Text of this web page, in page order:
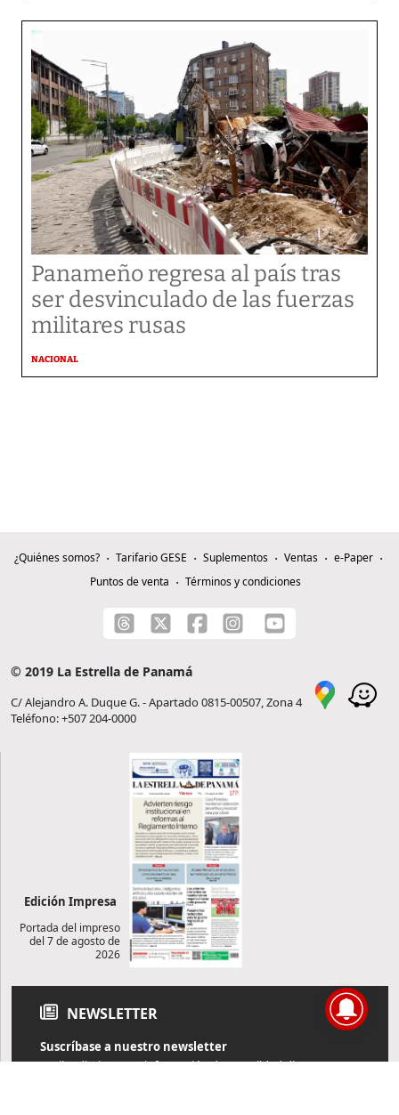
Panameño regresa al país tras
ser desvinculado de las fuerzas
militares rusas
NACIONAL
¿Quiénes somos? Tarifario GESE Suplementos Ventas
e-Paper
Puntos de venta
Términos y condiciones
© 2019 La Estrella de Panamá
C/ Alejandro A. Duque G. - Apartado 0815-00507, Zona 4
Teléfono: +507 204-0000
Edición Impresa
Portada del impreso
del 7 de agosto de
2026
NEWSLETTER
Suscríbase a nuestro newsletter
Reciba diariamente información de actualidad directamente en